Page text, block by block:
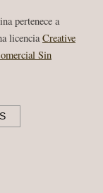
pertenece a
licenciaCreative
Sin